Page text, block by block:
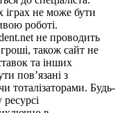
іграх не може бути
роботі.
не проводить
гроші, також сайт не
та інших
пов’язані з
тоталізаторами. Будь-